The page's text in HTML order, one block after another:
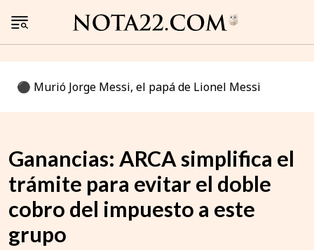
⚫️ Murió Jorge Messi, el papá de Lionel Messi
Ganancias: ARCA simplifica el
trámite para evitar el doble
cobro del impuesto a este
grupo